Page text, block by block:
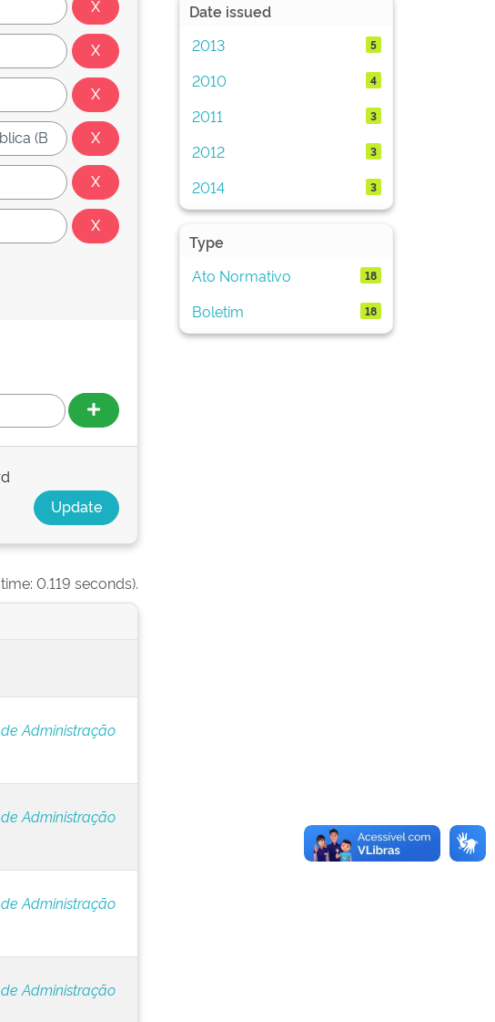
0.119 seconds).
Administração
Administração
Administração
Administração
Date issued
2013
5
2010 4
2011 3
2012 3
2014 3
Type
Ato Normativo
18
Boletim 18